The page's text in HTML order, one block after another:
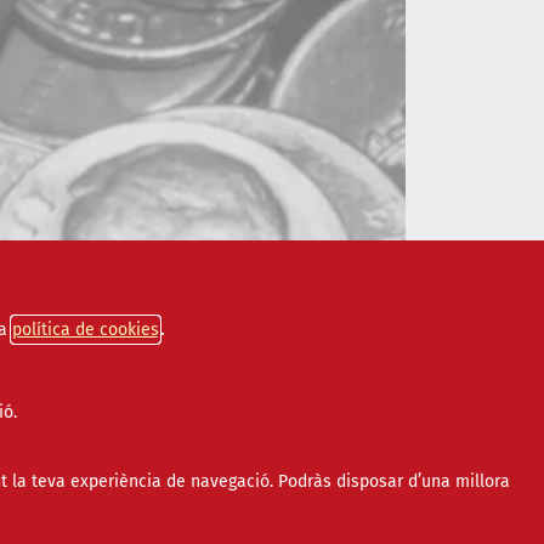
política de cookies
teva experiència de navegació. Podràs disposar d’una millora